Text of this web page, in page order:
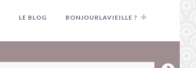
LE BLOG BONJOURLAVIEILLE ?